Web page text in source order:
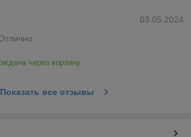
03.05.2024
через корзину
Показать все отзывы